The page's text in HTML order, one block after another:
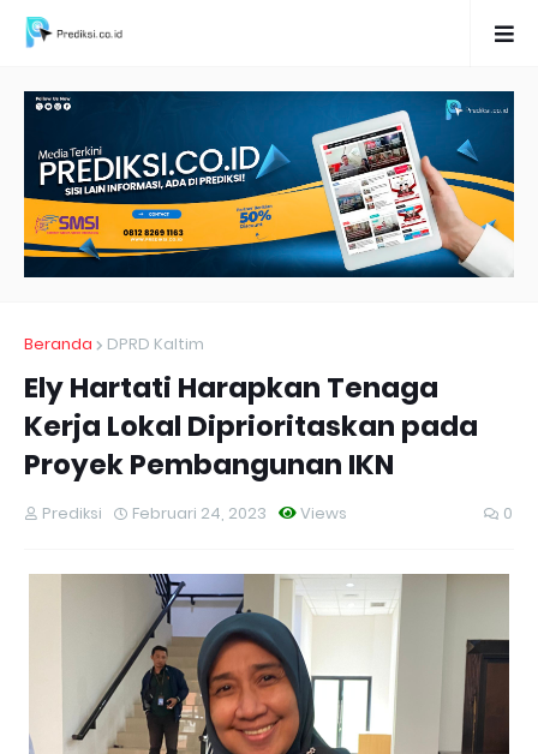
Beranda DPRD Kaltim
Ely Hartati Harapkan Tenaga
Kerja Lokal Diprioritaskan pada
Proyek Pembangunan IKN
Prediksi Views
Februari 24, 2023 0